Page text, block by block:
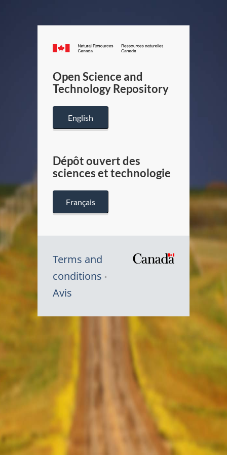
Canada.ca
/
Canada
Open Science and
Technology Repository
English
Dépôt ouvert des
sciences et technologie
Français
Terms and
conditions
Avis
Symbole
Canada